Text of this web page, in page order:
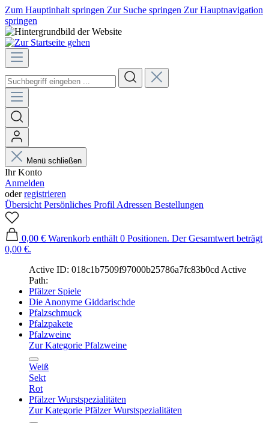
Zum Hauptinhalt springen Zur Suche springen Zur Hauptnavigation
springen
Menü schließen
Ihr Konto
Anmelden
oderregistrieren
Übersicht Persönliches Profil Adressen Bestellungen
0,00 € Warenkorb enthält 0 Positionen. Der Gesamtwert beträgt
0,00 €.
Active ID: 018c1b7509f97000b25786a7fc83b0cd Active
Path:
Pfälzer Spiele
Die Anonyme Giddarischde
Pfalzschmuck
Pfalzpakete
Pfalzweine
Zur Kategorie Pfalzweine
Weiß
Sekt
Rot
Pfälzer Wurstspezialitäten
Zur Kategorie Pfälzer Wurstspezialitäten